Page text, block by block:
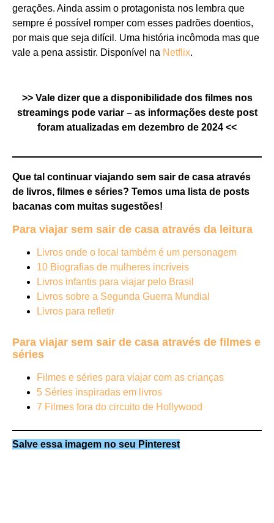
gerações. Ainda assim o protagonista nos lembra que
sempre é possível romper com esses padrões doentios,
por mais que seja difícil. Uma história incômoda mas que
vale a pena assistir. Disponível na Netflix.
>> Vale dizer que a disponibilidade dos filmes nos
streamings pode variar – as informações deste post
foram atualizadas em dezembro de 2024 <<
Que tal continuar viajando sem sair de casa através
de livros, filmes e séries? Temos uma lista de posts
bacanas com muitas sugestões!
Para viajar sem sair de casa através da leitura
Livros onde o local também é um personagem
10 Biografias de mulheres incríveis
Livros infantis para viajar pelo Brasil
Livros sobre a Segunda Guerra Mundial
Livros para refletir
Para viajar sem sair de casa através de filmes e
séries
Filmes e séries para viajar com as crianças
5 Séries inspiradas em livros
7 Filmes fora do circuito de Hollywood
Salve essa imagem no seu Pinterest